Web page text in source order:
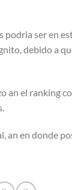
ser en
debido a
an el ranking
an en donde